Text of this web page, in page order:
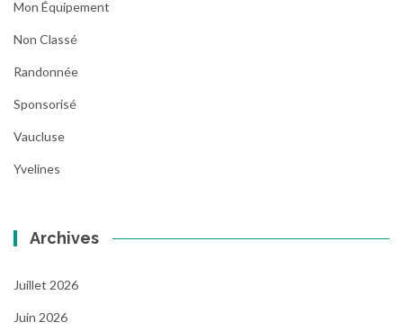
Mon Équipement
Non Classé
Randonnée
Sponsorisé
Vaucluse
Yvelines
Archives
Juillet 2026
Juin 2026